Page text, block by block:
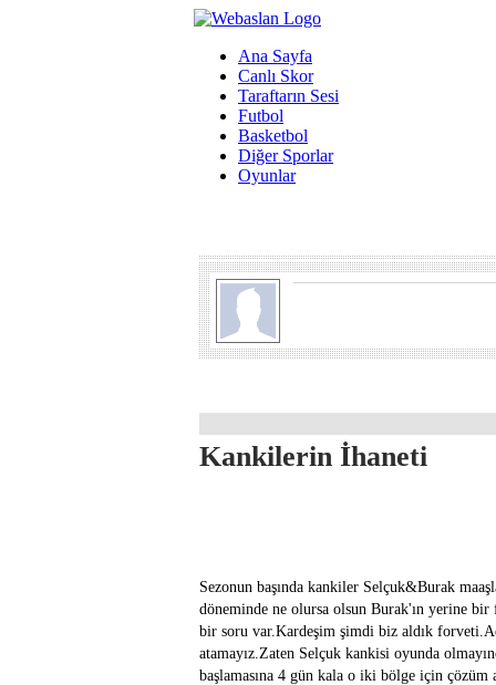
Ana Sayfa
Canlı Skor
Taraftarın Sesi
Futbol
Basketbol
Diğer Sporlar
Oyunlar
Kankilerin İhaneti
Sezonun başında kankiler Selçuk&Burak
döneminde ne olursa olsun Burak'ın yerine
bir soru var.Kardeşim şimdi biz aldık
atamayız.Zaten Selçuk kankisi oyunda
başlamasına 4 gün kala o iki bölge için çözüm